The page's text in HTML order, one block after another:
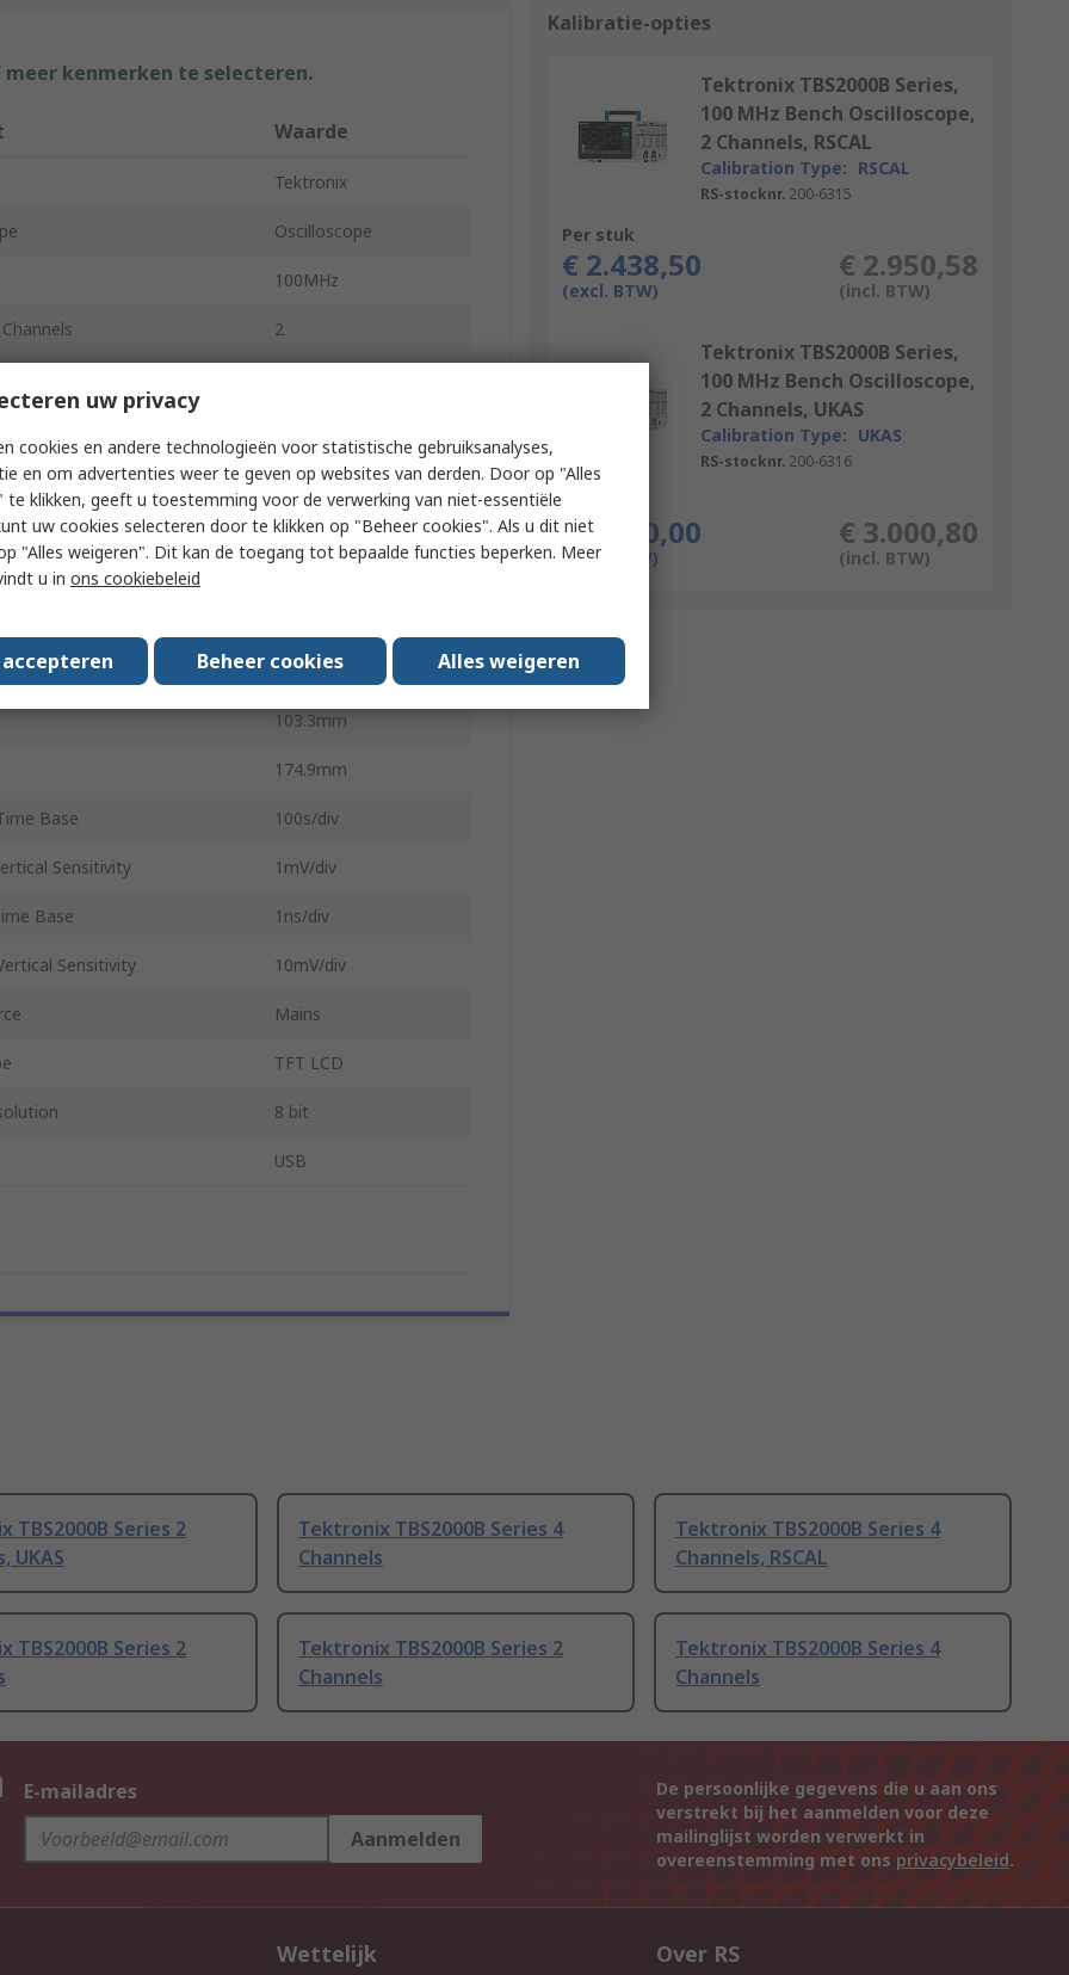
Kalibratie-opties
Tektronix TBS2000B Series,
100 MHz Bench Oscilloscope,
2 Channels, RSCAL
Calibration Type: RSCAL
RS-stocknr. 200-6315
Per stuk
€ 2.438,50
(excl. BTW)
€ 2.950,58
(incl. BTW)
Tektronix TBS2000B Series,
100 MHz Bench Oscilloscope,
2 Channels, UKAS
Calibration Type: UKAS
RS-stocknr. 200-6316
€ 2.480,00
(excl. BTW)
€ 3.000,80
(incl. BTW)
kenmerken te selecteren.
Waarde
Tektronix
Oscilloscope
100MHz
2
5Mpts
9 in
No
103.3mm
174.9mm
Base 100s/div
Sensitivity 1mV/div
Base 1ns/div
Sensitivity 10mV/div
Mains
TFT LCD
8 bit
USB
TBS2000B Series 2
UKAS
Tektronix TBS2000B Series 4
Channels
Tektronix TBS2000B Series 4
Channels, RSCAL
TBS2000B Series 2
Tektronix TBS2000B Series 2
Channels
Tektronix TBS2000B Series 4
Channels
E-mailadres
Aanmelden
De persoonlijke gegevens die u aan ons
verstrekt bij het aanmelden voor deze
mailinglijst worden verwerkt in
overeenstemming met ons privacybeleid.
Wettelijk Over RS
uw privacy
cookies en andere technologieën voor statistische gebruiksanalyses,
en om advertenties weer te geven op websites van derden. Door op "Alles
te klikken, geeft u toestemming voor de verwerking van niet-essentiële
uw cookies selecteren door te klikken op "Beheer cookies". Als u dit niet
"Alles weigeren". Dit kan de toegang tot bepaalde functies beperken. Meer
u in ons cookiebeleid
Beheer cookies Alles weigeren